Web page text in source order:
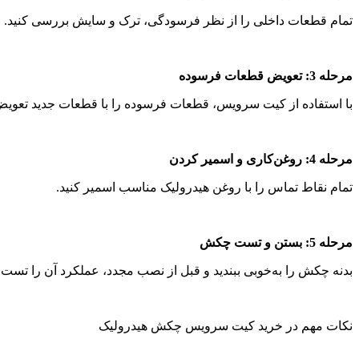
تمام قطعات داخلی را از نظر فرسودگی، ترک و سایش بررسی کنید.
مرحله 3: تعویض قطعات فرسوده
با استفاده از کیت سرویس، قطعات فرسوده را با قطعات جدید
مرحله 4: روغن‌کاری و اسمیر کردن
تمام نقاط تماس را با روغن هیدرولیک مناسب اسمیر کنید.
مرحله 5: بستن و تست چکش
بدنه چکش را به‌خوبی ببندید و قبل از نصب مجدد، عملکرد آن را تست
نکات مهم در خرید کیت سرویس چکش هیدرولیک